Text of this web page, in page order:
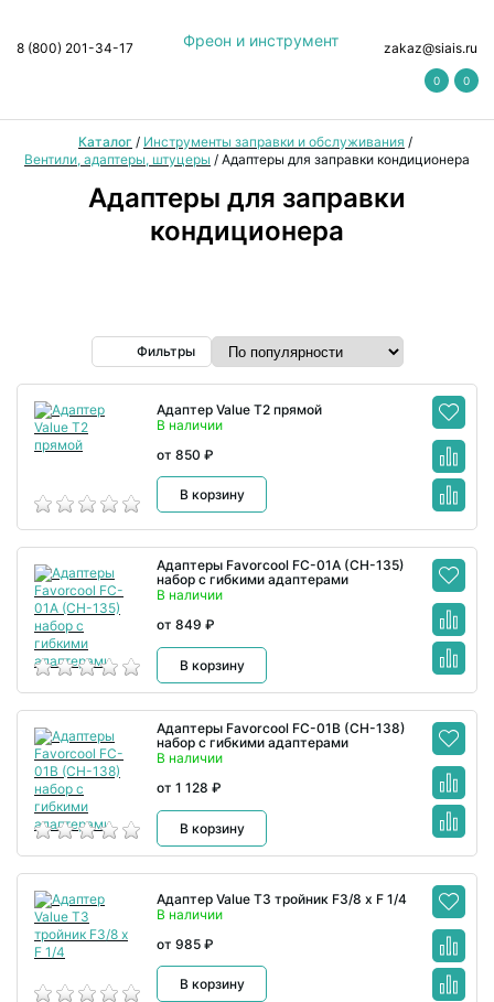
Фреон и инструмент
8 (800) 201-34-17 zakaz@siais.ru
0 0
Каталог / Инструменты заправки и обслуживания /
Вентили, адаптеры, штуцеры / Адаптеры для заправки кондиционера
Адаптеры для заправки
кондиционера
Фильтры
Адаптер Value T2 прямой
В наличии
от 850 ₽
В корзину
Адаптеры Favorcool FC-01A (CH-135)
набор с гибкими адаптерами
В наличии
от 849 ₽
В корзину
Адаптеры Favorcool FC-01B (CH-138)
набор с гибкими адаптерами
В наличии
от 1 128 ₽
В корзину
Адаптер Value T3 тройник F3/8 x F 1/4
В наличии
от 985 ₽
В корзину